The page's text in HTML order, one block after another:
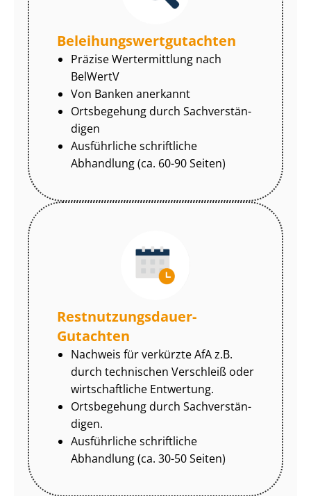
Be­lei­hungs­wert­gut­ach­ten
Präzise Wertermittlung nach
BelWertV
Von Banken anerkannt
Ortsbegehung durch Sach­ver­stän­
di­gen
Ausführliche schriftliche
Abhandlung (ca. 60-90 Seiten)
Rest­nut­zungs­dau­er-
Gutachten
Nachweis für verkürzte AfA z.B.
durch technischen Verschleiß oder
wirtschaftliche Entwertung.
Ortsbegehung durch Sach­ver­stän­
di­gen.
Ausführliche schriftliche
Abhandlung (ca. 30-50 Seiten)